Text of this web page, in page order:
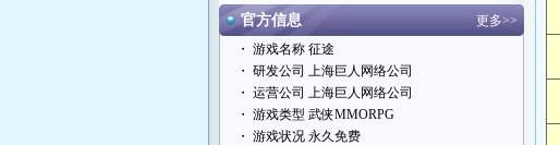
官方信息
更多>>
・ 游戏名称 征途
・ 研发公司 上海巨人网络公司
・ 运营公司 上海巨人网络公司
・ 游戏类型 武侠MMORPG
・ 游戏状况 永久免费